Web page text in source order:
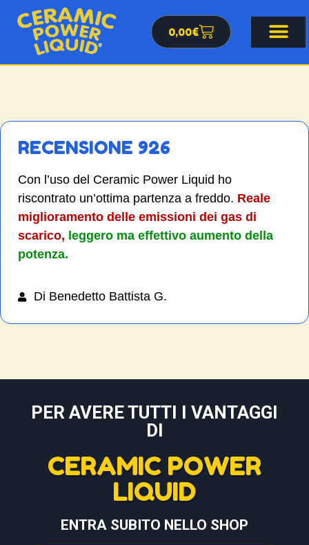
0,00€
RECENSIONE 926
Con l’uso del Ceramic Power Liquid ho
riscontrato un’ottima partenza a freddo. Reale
miglioramento delle emissioni dei gas di
scarico, leggero ma effettivo aumento della
potenza.
Di Benedetto Battista G.
PER AVERE TUTTI I VANTAGGI
DI
CERAMIC POWER
LIQUID
ENTRA SUBITO NELLO SHOP